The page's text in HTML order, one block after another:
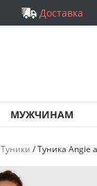
Доставка
МУЖЧИНАМ
Туники /Туника Angie